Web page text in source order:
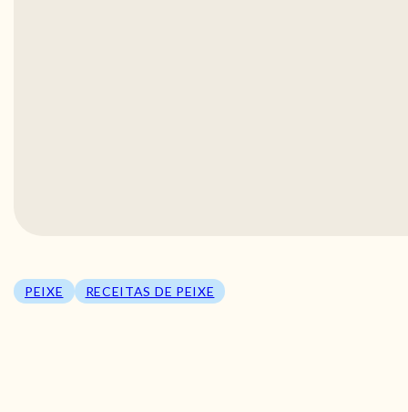
PEIXE RECEITAS DE PEIXE